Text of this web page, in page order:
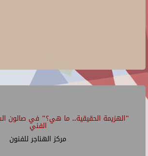
"الهزيمة الحقيقية.. ما هي؟" في صالون
الفني
مركز الهناجر للفنون